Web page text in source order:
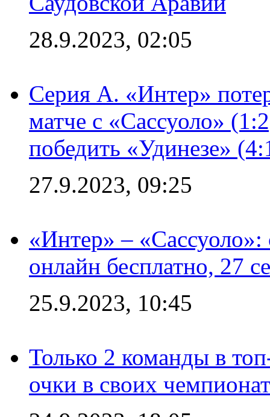
28.9.2023, 02:05
Серия А. «Интер»
матче с «Сассуоло»
победить «Удинезе»
27.9.2023, 09:25
«Интер» –
онлайн бесплатно, 27
25.9.2023, 10:45
Только 2 команды в
очки в своих